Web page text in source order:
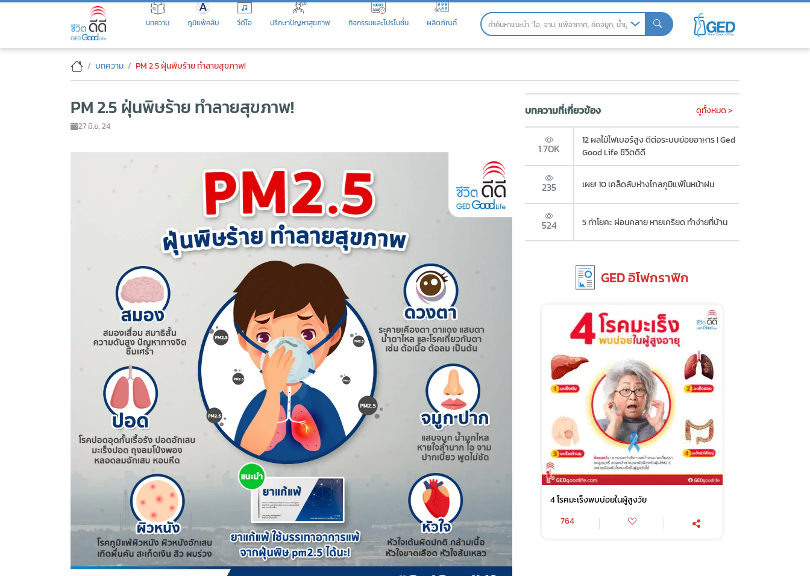
Skip
บทความ ภูมิแพ้คลับ วีดีโอ ปรึกษาปัญหาสุขภาพ กิจกรรมและโปรโมชั่น ผลิตภัณฑ์
PM 2.5 ฝุ่นพิษร้าย ทำลายสุขภาพ!
บทความ PM 2.5 ฝุ่นพิษร้าย ทำลายสุขภาพ!
PM 2.5 ฝุ่นพิษร้าย ทำลายสุขภาพ!
27 มิ.ย. 24
บทความที่เกี่ยวข้อง ดูทั้งหมด >
1.70K
12 ผลไม้ไฟเบอร์สูง ดีต่อระบบย่อยอาหาร I Ged
Good Life ชีวิตดีดี
235 เผย! 10 เคล็ดลับห่างไกลภูมิแพ้ในหน้าฝน
524 5 ท่าโยคะ ผ่อนคลาย หายเครียด ทำง่ายที่บ้าน
GED อิโฟกราฟิก
4 โรคมะเร็งพบบ่อยในผู้สูงวัย
764